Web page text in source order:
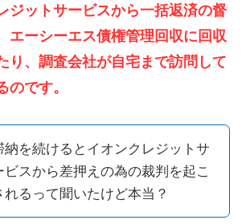
ジットサービスから一括返済の督
エーシーエス債権管理回収に回収
り、調査会社が自宅まで訪問して
のです。
納を続けるとイオンクレジットサ
ビスから差押えの為の裁判を起こ
れるって聞いたけど本当？